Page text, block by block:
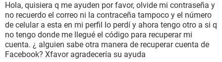
Hola, quisiera q me ayuden por favor, olvide mi contraseña y
no recuerdo el correo ni la contraceña tampoco y el número
de celular a esta en mi perfil lo perdí y ahora tengo otro a si q
no tengo donde me llegué el código para recuperar mi
cuenta. ¿ alguien sabe otra manera de recuperar cuenta de
Facebook? Xfavor agradecería su ayuda